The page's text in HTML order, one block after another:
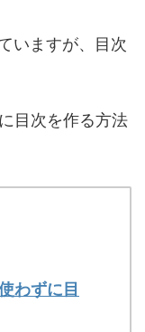
いますが、目次
目次を作る方法
わずに目